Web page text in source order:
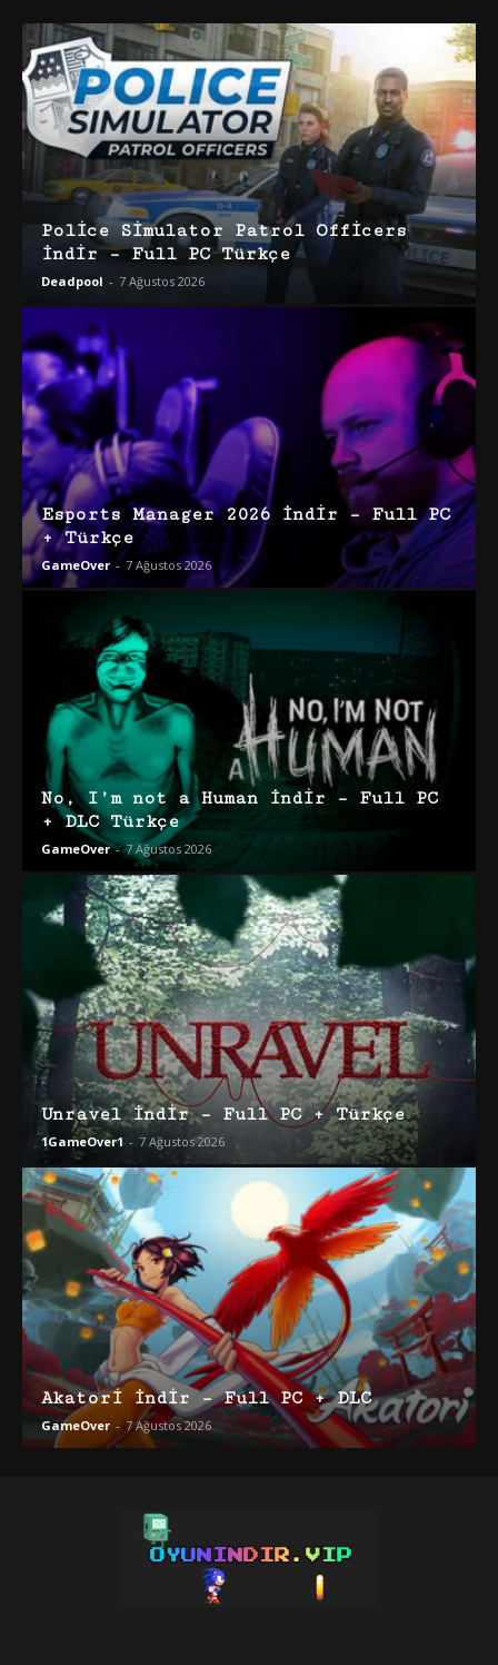
Police Simulator Patrol Officers
İndir – Full PC Türkçe
Deadpool - 7 Ağustos 2026
Esports Manager 2026 İndir – Full PC
+ Türkçe
GameOver - 7 Ağustos 2026
No, I’m not a Human İndir – Full PC
+ DLC Türkçe
GameOver - 7 Ağustos 2026
Unravel İndir – Full PC + Türkçe
1GameOver1 - 7 Ağustos 2026
Akatori İndir – Full PC + DLC
GameOver - 7 Ağustos 2026